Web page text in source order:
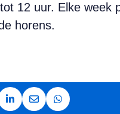
12 uur. Elke week
horens.
op Facebook
Deel op LinkedIn
Deel via e-mail
Deel via